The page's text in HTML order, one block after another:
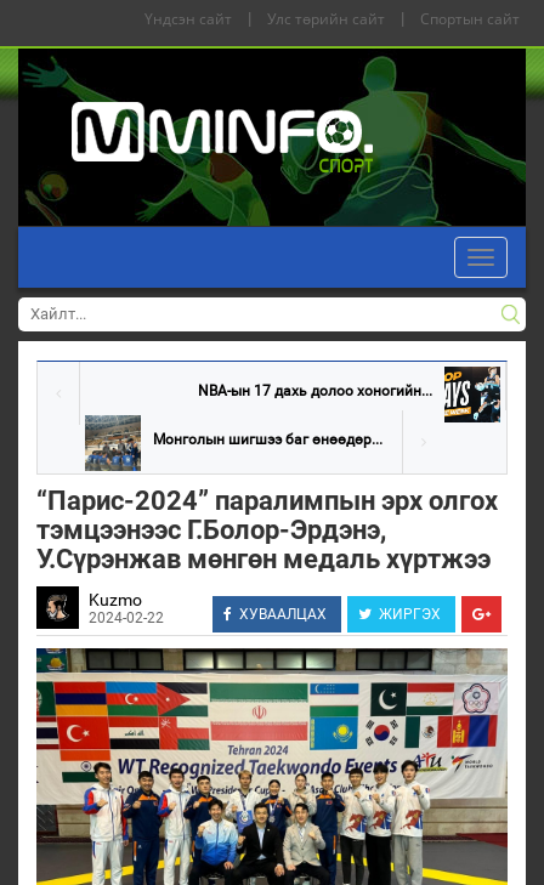
Үндсэн сайт | Улс төрийн сайт | Спортын сайт
Toggle
NBA-ын 17 дахь долоо хоногийн...
Монголын шигшээ баг өнөөдөр...
“Парис-2024” паралимпын эрх олгох
тэмцээнээс Г.Болор-Эрдэнэ,
У.Сүрэнжав мөнгөн медаль хүртжээ
Kuzmo
2024-02-22 ХУВААЛЦАХ ЖИРГЭХ